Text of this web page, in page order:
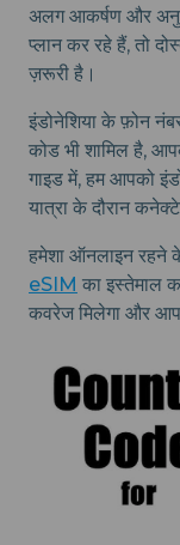
अलग आकर्षण और
प्लान कर रहे हैं, तो
ज़रूरी है।
इंडोनेशिया के फ़ोन
कोड भी शामिल है,
गाइड में, हम आपको
यात्रा के दौरान
हमेशा ऑनलाइन रहने
eSIM का इस्तेमाल
कवरेज मिलेगा और आप